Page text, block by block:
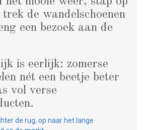
de wandelschoenen
een bezoek aan de
is eerlijk: zomerse
nét een beetje beter
vol verse
de rug, op naar het lange